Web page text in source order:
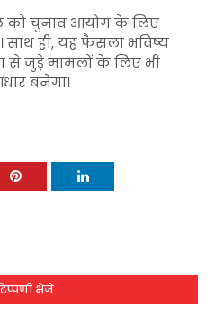
को चुनाव आयोग के लिए
साथ ही, यह फैसला भविष्य
से जुड़े मामलों के लिए भी
बनेगा।
भेजें